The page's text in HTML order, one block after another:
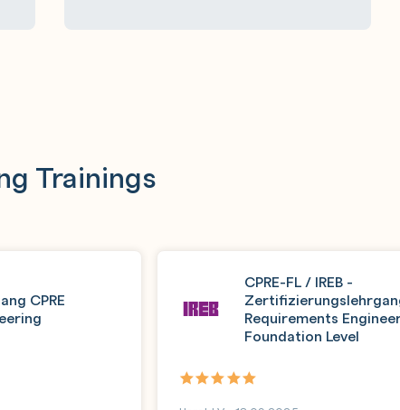
Trainings
CPRE
CPRE-FL / IREB -
Requirements
Foundation Level